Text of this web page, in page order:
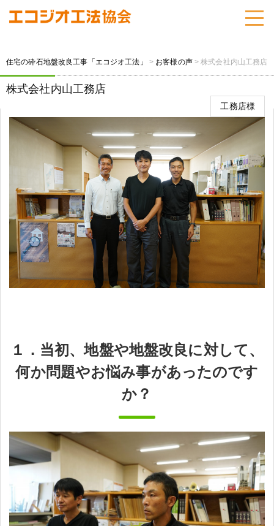
住宅の砕石地盤改良工事「エコジオ工法」 > お客様の声>株式会社内山工務店
株式会社内山工務店
工務店様
１．当初、地盤や地盤改良に対して、
何か問題やお悩み事があったのです
か？